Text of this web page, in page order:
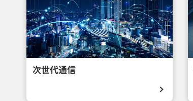
次世代通信